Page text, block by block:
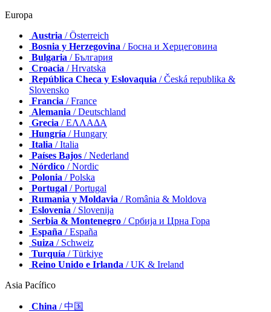
Europa
Austria / Österreich
Bosnia y Herzegovina / Босна и Херцеговина
Bulgaria / България
Croacia / Hrvatska
República Checa y Eslovaquia / Česká republika &
Slovensko
Francia / France
Alemania / Deutschland
Grecia / ΕΛΛΑΔΑ
Hungría / Hungary
Italia / Italia
Países Bajos / Nederland
Nórdico / Nordic
Polonia / Polska
Portugal / Portugal
Rumania y Moldavia / România & Moldova
Eslovenia / Slovenija
Serbia & Montenegro / Србија и Црна Гора
España / España
Suiza / Schweiz
Turquía / Türkiye
Reino Unido e Irlanda / UK & Ireland
Asia Pacífico
China / 中国